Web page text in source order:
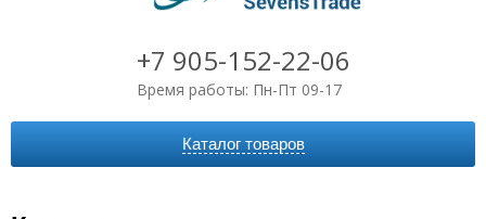
+7 905-152-22-06
Время работы: Пн-Пт 09-17
Каталог товаров